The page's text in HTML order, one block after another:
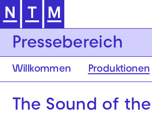
Zur Hauptnavigation
Pressebereich
Willkommen Produktionen
The Sound of